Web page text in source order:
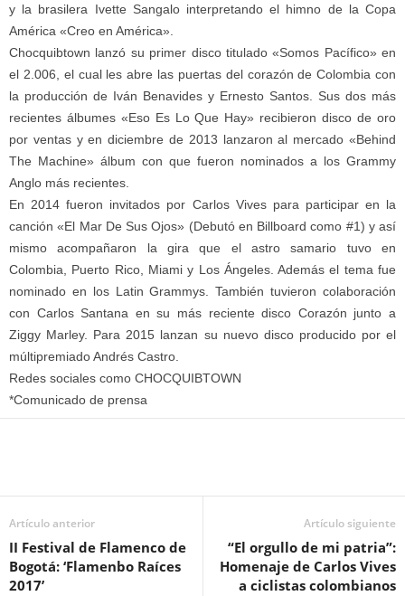
y la brasilera Ivette Sangalo interpretando el himno de la Copa
América «Creo en América».
Chocquibtown lanzó su primer disco titulado «Somos Pacífico» en
el 2.006, el cual les abre las puertas del corazón de Colombia con
la producción de Iván Benavides y Ernesto Santos. Sus dos más
recientes álbumes «Eso Es Lo Que Hay» recibieron disco de oro
por ventas y en diciembre de 2013 lanzaron al mercado «Behind
The Machine» álbum con que fueron nominados a los Grammy
Anglo más recientes.
En 2014 fueron invitados por Carlos Vives para participar en la
canción «El Mar De Sus Ojos» (Debutó en Billboard como #1) y así
mismo acompañaron la gira que el astro samario tuvo en
Colombia, Puerto Rico, Miami y Los Ángeles. Además el tema fue
nominado en los Latin Grammys. También tuvieron colaboración
con Carlos Santana en su más reciente disco Corazón junto a
Ziggy Marley. Para 2015 lanzan su nuevo disco producido por el
múltipremiado Andrés Castro.
Redes sociales como CHOCQUIBTOWN
*Comunicado de prensa
Artículo anterior
II Festival de Flamenco de
Bogotá: ‘Flamenbo Raíces
2017’
Artículo siguiente
“El orgullo de mi patria”:
Homenaje de Carlos Vives
a ciclistas colombianos